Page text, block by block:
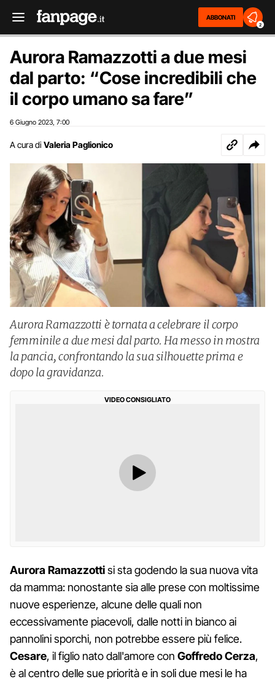
ABBONATI
2
Aurora Ramazzotti a due mesi
dal parto: “Cose incredibili che
il corpo umano sa fare”
6 Giugno 2023 7:00
A cura di Valeria Paglionico
Aurora Ramazzotti è tornata a celebrare il corpo
femminile a due mesi dal parto. Ha messo in mostra
la pancia, confrontando la sua silhouette prima e
dopo la gravidanza.
VIDEO CONSIGLIATO
Aurora Ramazzottisi sta godendo la sua nuova vita
da mamma: nonostante sia alle prese con moltissime
nuove esperienze, alcune delle quali non
eccessivamente piacevoli, dalle notti in bianco ai
pannolini sporchi, non potrebbe essere più felice.
Cesare, il figlio nato dall'amore con Goffredo Cerza,
è al centro delle sue priorità e in soli due mesi le ha